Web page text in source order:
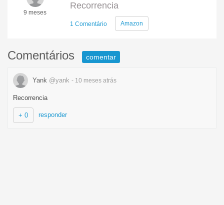
9 meses
Recorrencia
1 Comentário Amazon
Comentários comentar
Yank @yank - 10 meses atrás
Recorrencia
+ 0 responder